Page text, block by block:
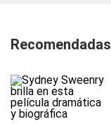
Recomendadas